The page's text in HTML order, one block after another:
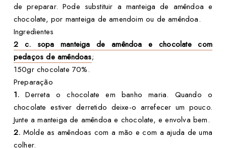
de preparar. Pode substituir a manteiga de amêndoa e
chocolate, por manteiga de amendoim ou de amêndoa.
Ingredientes
2 c. sopa manteiga de amêndoa e chocolate com
pedaços de amêndoas;
150gr chocolate 70%.
Preparação
1. Derreta o chocolate em banho maria. Quando o
chocolate estiver derretido deixe-o arrefecer um pouco.
Junte a manteiga de amêndoa e chocolate, e envolva bem.
2. Molde as amêndoas com a mão e com a ajuda de uma
colher.